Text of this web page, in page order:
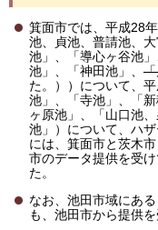
箕面市では、平成28
池、貞池、普請池、
池」、「導心ヶ谷池
池」、「神田池」、
た。））について、
池」、「寺池」、「
ヶ原池」、「山口池
池」）について、ハ
には、箕面市と茨木
市のデータ提供を受
た。
なお、池田市域にあ
も、池田市から提供